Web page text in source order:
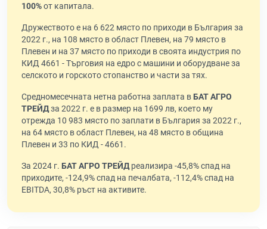
100%от капитала.
Дружеството е на 6 622 място по приходи в България за
2022 г., на 108 място в област Плевен, на 79 място в
Плевен и на 37 място по приходи в своята индустрия по
КИД 4661 - Търговия на едро с машини и оборудване за
селското и горското стопанство и части за тях.
Средномесечната нетна работна заплата вБАТ АГРО
ТРЕЙДза 2022 г. е в размер на 1699 лв, което му
отрежда 10 983 място по заплати в България за 2022 г.,
на 64 място в област Плевен, на 48 място в община
Плевен и 33 по КИД - 4661.
За 2024 г. БАТ АГРО ТРЕЙДреализира -45,8% спад на
приходите, -124,9% спад на печалбата, -112,4% спад на
EBITDA, 30,8% ръст на активите.